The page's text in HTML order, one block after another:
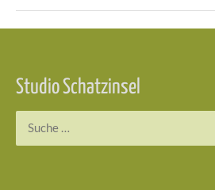
Studio Schatzinsel